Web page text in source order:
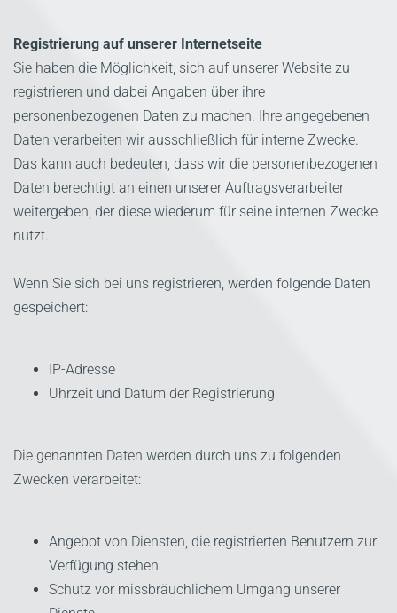
Registrierung auf unserer Internetseite
Sie haben die Möglichkeit, sich auf unserer Website zu
registrieren und dabei Angaben über ihre
personenbezogenen Daten zu machen. Ihre angegebenen
Daten verarbeiten wir ausschließlich für interne Zwecke.
Das kann auch bedeuten, dass wir die personenbezogenen
Daten berechtigt an einen unserer Auftragsverarbeiter
weitergeben, der diese wiederum für seine internen Zwecke
nutzt.
Wenn Sie sich bei uns registrieren, werden folgende Daten
gespeichert:
IP-Adresse
Uhrzeit und Datum der Registrierung
Die genannten Daten werden durch uns zu folgenden
Zwecken verarbeitet:
Angebot von Diensten, die registrierten Benutzern zur
Verfügung stehen
Schutz vor missbräuchlichem Umgang unserer